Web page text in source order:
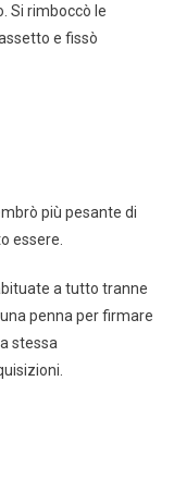
Si rimboccò le
e fissò
più pesante di
essere.
a tutto tranne
penna per firmare
stessa